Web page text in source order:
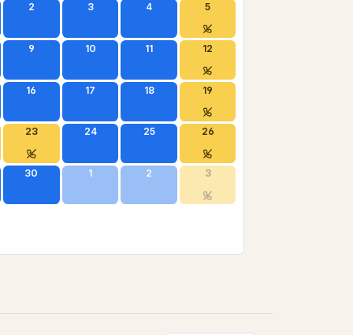
2 3 4 5
9 10 11 12
16 17 18 19
23 24 25 26
30 1 2 3